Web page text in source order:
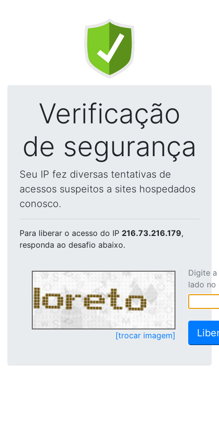
Verificação
de segurança
Seu IP fez diversas tentativas de
acessos suspeitos a sites hospedados
conosco.
Para liberar o acesso do IP 216.73.216.179,
responda ao desafio abaixo.
[trocar imagem]
Digite
lado no